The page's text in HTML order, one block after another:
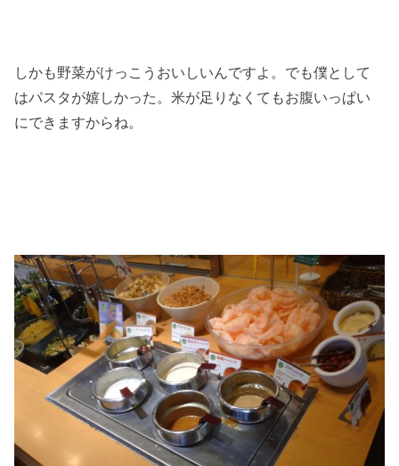
しかも野菜がけっこうおいしいんですよ。でも僕として
はパスタが嬉しかった。米が足りなくてもお腹いっぱい
にできますからね。